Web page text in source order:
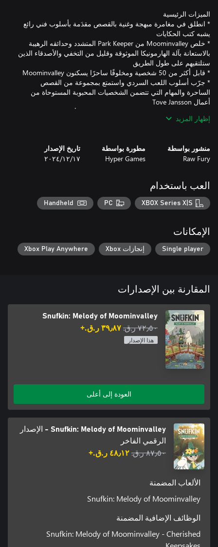
* انطلق في مغامرة مبهجة وغنية بالقصص مقدَمة بأسلوب فني رائع
* خلص Moominvalley من Park Keeper المتشدد وحدائقه الرهيبة
بالاستعانة بآلة الهارمونيكا الموثوقة وقليل من التخفي والأصدقاء الذين
* جرّب أسلوب اللعب السردي واستمتع بمجموعة من القصص
الساحرة والمهام التي تتضمن الشخصيات المحبوبة المستوحاة من
* استكشف عالم Moominvalley المفتوح وحل الألغاز الموسيقية
إظهار المزيد
منشور بواسطة
Raw Fury
مطورة بواسطة
Hyper Games
تاريخ الإصدار
١٧‏/١٢‏/٢٠٢٤
العب باستخدام
XBOX Series X|S
PC
Handheld
الإمكانات
Single player إنجازات Xbox Xbox Play Anywhere
المقارنة بين الإصدارات
Snufkin: Melody of Moominvalley
٧٢٫٥٠ ر.ق.‏ ٣٩٫٨٧ ر.ق.‏+
هذا الإصدار
العودة إلى أعلى
Snufkin: Melody of Moominvalley - الإصدار
الرقمي الفاخر
٨٧٫٥٠ ر.ق.‏ ٤٨٫١٢ ر.ق.‏+
الألعاب المضمنة
Snufkin: Melody of Moominvalley
الوظائف الإضافية المضمنة
Snufkin: Melody of Moominvalley - Cherished